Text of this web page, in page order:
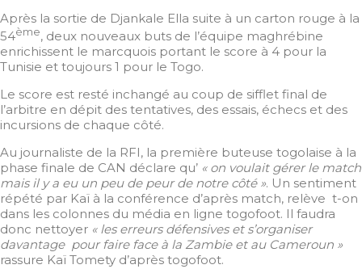
Après la sortie de Djankale Ella suite à un carton rouge à la
54ème, deux nouveaux buts de l’équipe maghrébine
enrichissent le marcquois portant le score à 4 pour la
Tunisie et toujours 1 pour le Togo.
Le score est resté inchangé au coup de sifflet final de
l’arbitre en dépit des tentatives, des essais, échecs et des
incursions de chaque côté.
Au journaliste de la RFI, la première buteuse togolaise à la
phase finale de CAN déclare qu’ « on voulait gérer le match
mais il y a eu un peu de peur de notre côté ». Un sentiment
répété par Kaï à la conférence d’après match, relève t-on
dans les colonnes du média en ligne togofoot. Il faudra
donc nettoyer « les erreurs défensives et s’organiser
davantage pour faire face à la Zambie et au Cameroun »
rassure Kaï Tomety d’après togofoot.